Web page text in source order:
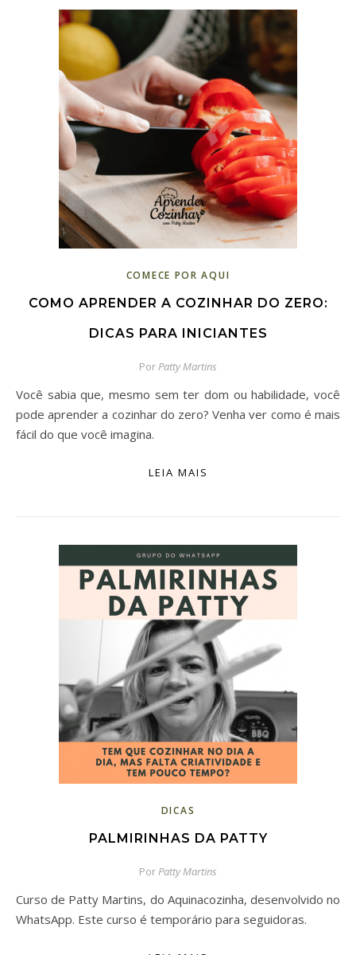
COMECE POR AQUI
COMO APRENDER A COZINHAR DO ZERO:
DICAS PARA INICIANTES
PorPatty Martins
Você sabia que, mesmo sem ter dom ou habilidade, você
pode aprender a cozinhar do zero? Venha ver como é mais
fácil do que você imagina.
LEIA MAIS
DICAS
PALMIRINHAS DA PATTY
PorPatty Martins
Curso de Patty Martins, do Aquinacozinha, desenvolvido no
WhatsApp. Este curso é temporário para seguidoras.